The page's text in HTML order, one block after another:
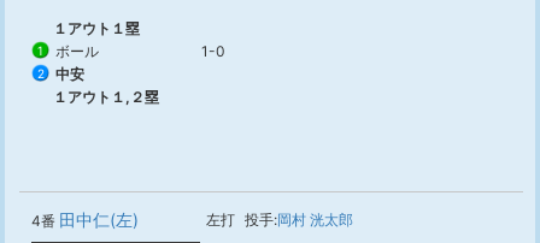
１アウト１塁
1 ボール 1-0
2
中安
１アウト１,２塁
4番 田中仁(左) 左打 投手:岡村 洸太郎